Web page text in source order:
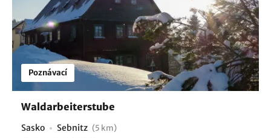
Poznávací
Waldarbeiterstube
Sasko Sebnitz (5 km)